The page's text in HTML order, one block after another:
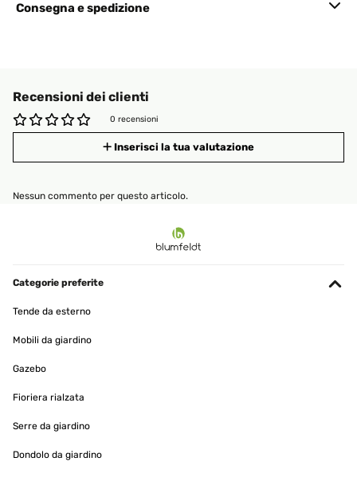
Consegna e spedizione
Recensioni dei clienti
0 recensioni
Inserisci la tua valutazione
Nessun commento per questo articolo.
Categorie preferite
Tende da esterno
Mobili da giardino
Gazebo
Fioriera rialzata
Serre da giardino
Dondolo da giardino